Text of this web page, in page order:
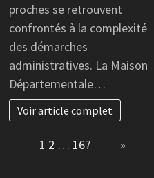
proches se retrouvent
confrontés à la complexité
des démarches
administratives. La Maison
Départementale…
Voir article complet
1 2 … 167 »